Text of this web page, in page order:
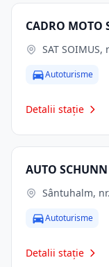
CADRO MOTO
SAT
Autoturisme
Detalii stație
AUTO
Sântuhalm,
Autoturisme
Detalii stație